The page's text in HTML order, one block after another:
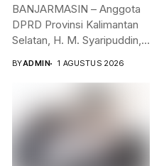
BANJARMASIN – Anggota
DPRD Provinsi Kalimantan
Selatan, H. M. Syaripuddin,
BYADMIN 1 AGUSTUS 2026